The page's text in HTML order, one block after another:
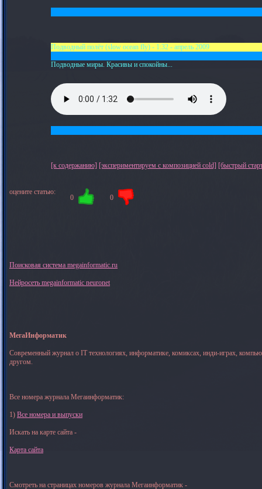
Подводный полёт (slow ocean fly) - 1:32 - апрель 2009
Подводные миры. Красивы и спокойны...
[к содержанию] [экспериментируем с композицией cold] [быстрый
оцените статью:
0 0
Поисковая система megainformatic.ru
Нейросеть megainformatic neuronet
МегаИнформатик
Современный журнал о IT технологиях, информатике, комиксах, инди-играх,
другом.
Все номера журнала Мегаинформатик:
1) Все номера и выпуски
Искать на карте сайта -
Карта сайта
Смотреть на страницах номеров журнала Мегаинформатик -